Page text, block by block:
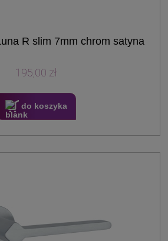
R slim 7mm chrom satyna
195,00 zł
do koszyka